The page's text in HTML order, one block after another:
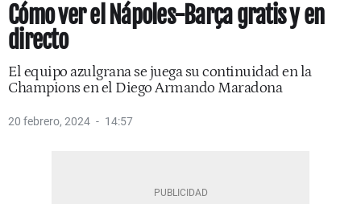
Cómo ver el Nápoles-Barça gratis y en
directo
El equipo azulgrana se juega su continuidad en la
Champions en el Diego Armando Maradona
20 febrero, 2024 14:57